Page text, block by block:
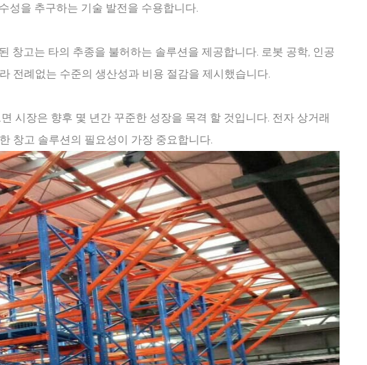
русский
성을 추구하는 기술 발전을 수용합니다.
창고는 타의 추종을 불허하는 솔루션을 제공합니다. 로봇 공학, 인공
전례없는 수준의 생산성과 비용 절감을 제시했습니다.
시장은 향후 몇 년간 꾸준한 성장을 목격 할 것입니다. 전자 상거래
창고 솔루션의 필요성이 가장 중요합니다.